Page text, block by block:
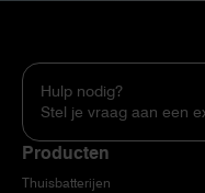
Hulp nodig?
Stel je vraag aan een
Producten
Thuisbatterijen